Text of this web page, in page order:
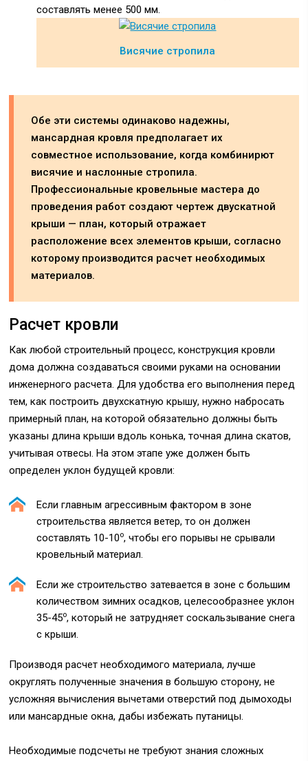
составлять менее 500 мм.
Висячие стропила
Обе эти системы одинаково надежны,
мансардная кровля предполагает их
совместное использование, когда комбинирют
висячие и наслонные стропила.
Профессиональные кровельные мастера до
проведения работ создают чертеж двускатной
крыши — план, который отражает
расположение всех элементов крыши, согласно
которому производится расчет необходимых
материалов.
Расчет кровли
Как любой строительный процесс, конструкция кровли
дома должна создаваться своими руками на основании
инженерного расчета. Для удобства его выполнения перед
тем, как построить двухскатную крышу, нужно набросать
примерный план, на которой обязательно должны быть
указаны длина крыши вдоль конька, точная длина скатов,
учитывая отвесы. На этом этапе уже должен быть
определен уклон будущей кровли:
Если главным агрессивным фактором в зоне
строительства является ветер, то он должен
составлять 10-10о, чтобы его порывы не срывали
кровельный материал.
Если же строительство затевается в зоне с большим
количеством зимних осадков, целесообразнее уклон
35-45о, который не затрудняет соскальзывание снега
с крыши.
Производя расчет необходимого материала, лучше
округлять полученные значения в большую сторону, не
усложняя вычисления вычетами отверстий под дымоходы
или мансардные окна, дабы избежать путаницы.
Необходимые подсчеты не требуют знания сложных